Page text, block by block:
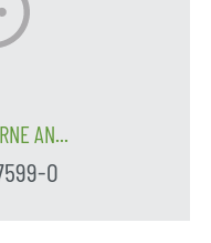
AN...
0